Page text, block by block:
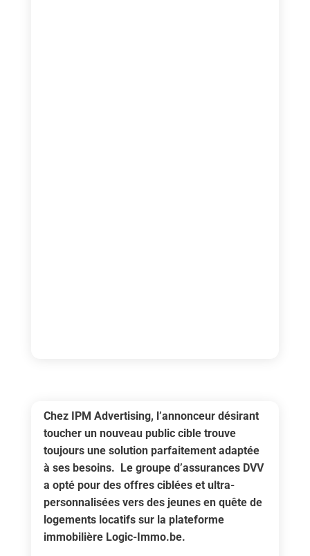
Chez IPM Advertising, l’annonceur désirant
toucher un nouveau public cible trouve
toujours une solution parfaitement adaptée
à ses besoins. Le groupe d’assurances DVV
a opté pour des offres ciblées et ultra-
personnalisées vers des jeunes en quête de
logements locatifs sur la plateforme
immobilière Logic-Immo.be.